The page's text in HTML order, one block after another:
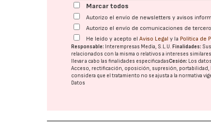
Marcar todos
Autorizo el envío de newsletters y avisos
Autorizo el envío de comunicaciones de
He leído y acepto elAviso Legal y la Política de
Responsable: Interempresas Media, S.L.U.Finalidades:
relacionados con la misma o relativos a intereses
llevar a cabo las finalidades especificadasCesión: Los
Acceso, rectificación, oposición, supresión,
considera que el tratamiento no se ajusta a la normativa
Datos